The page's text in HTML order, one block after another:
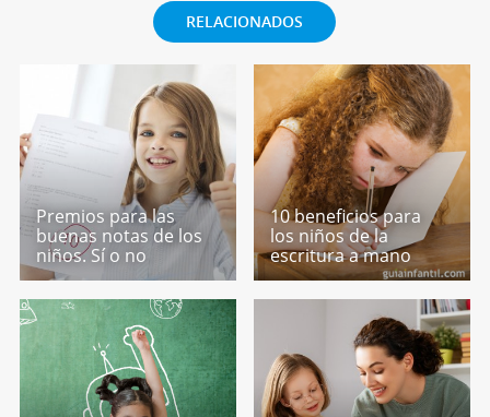
RELACIONADOS
Premios para las
buenas notas de los
niños. Sí o no
10 beneficios para
los niños de la
escritura a mano